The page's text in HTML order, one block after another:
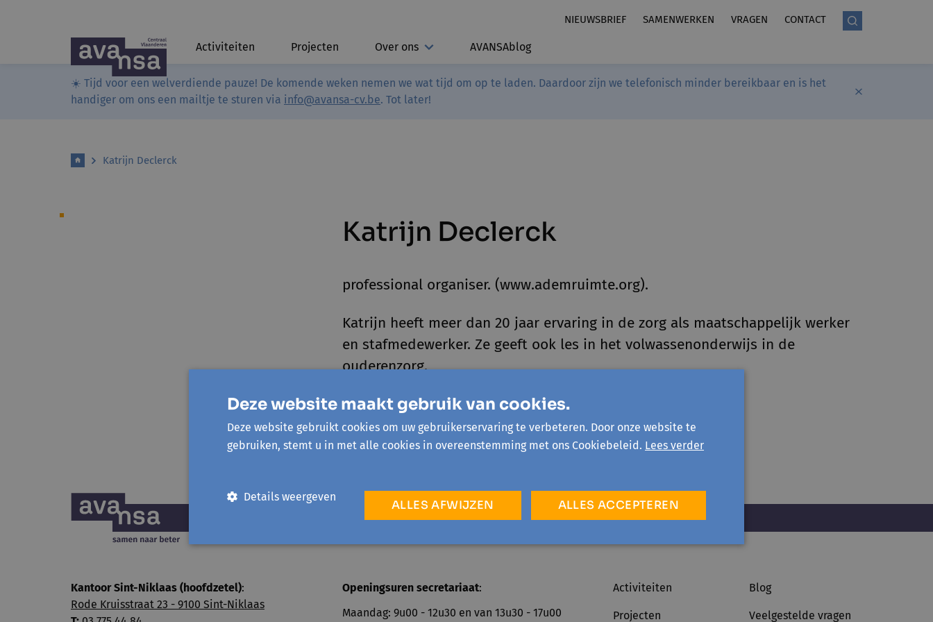
NIEUWSBRIEF SAMENWERKEN VRAGEN CONTACT
Activiteiten Projecten Over ons AVANSAblog
☀️ Tijd voor een welverdiende pauze! De komende weken nemen we wat tijd om op te laden. Daardoor zijn we telefonisch minder bereikbaar en is het
handiger om ons een mailtje te sturen via info@avansa-cv.be. Tot later!
Katrijn Declerck
Katrijn Declerck
professional organiser. (www.ademruimte.org).
Katrijn heeft meer dan 20 jaar ervaring in de zorg als maatschappelijk werker
en stafmedewerker. Ze geeft ook les in het volwassenonderwijs in de
ouderenzorg.
Kantoor Sint-Niklaas (hoofdzetel):
Rode Kruisstraat 23 - 9100 Sint-Niklaas
Openingsuren secretariaat:
Maandag: 9u00 - 12u30 en van 13u30 - 17u00
Activiteiten
Projecten
Blog
Veelgestelde vragen
Deze website maakt gebruik van cookies.
Deze website gebruikt cookies om uw gebruikerservaring te verbeteren. Door onze website te
gebruiken, stemt u in met alle cookies in overeenstemming met ons Cookiebeleid. Lees verder
ALLES ACCEPTEREN
ALLES AFWIJZEN
Details weergeven